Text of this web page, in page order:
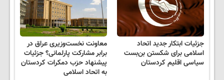
جزئیات ابتکار جدید اتحاد
اسلامی برای شکستن بن‌بست
سیاسی اقلیم کردستان
معاونت نخست‌وزیری عراق در
برابر مشارکت پارلمانی؟ جزئیات
پیشنهاد حزب دمکرات کردستان
به اتحاد اسلامی